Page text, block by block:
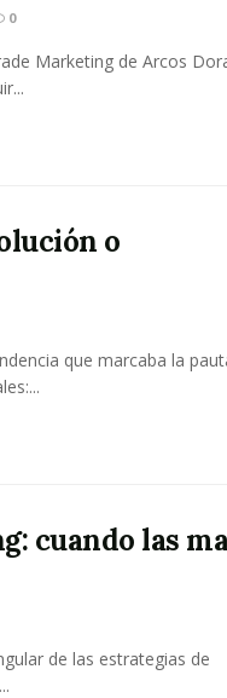
0
Marketing de Arcos
o
que marcaba la
cuando las
de las estrategias de